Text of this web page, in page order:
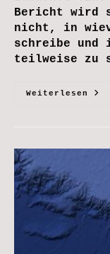
Bericht wird
nicht, in
schreibe
teilweise zu
Weiterlesen
Auf